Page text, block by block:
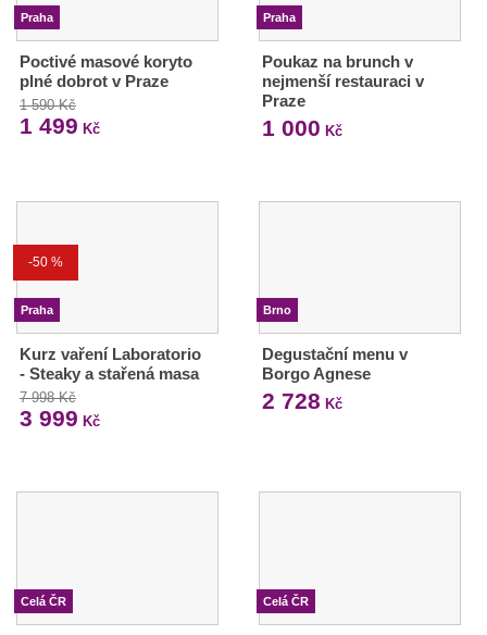
Praha
Poctivé masové koryto
plné dobrot v Praze
1 590 Kč
1 499 Kč
Praha
Poukaz na brunch v
nejmenší restauraci v
Praze
1 000 Kč
-50 %
Praha
Kurz vaření Laboratorio
- Steaky a stařená masa
7 998 Kč
3 999 Kč
Brno
Degustační menu v
Borgo Agnese
2 728 Kč
Celá ČR Celá ČR